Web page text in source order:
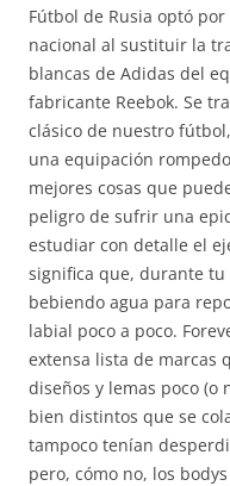
Fútbol de Rusia optó
nacional al sustituir la
blancas de Adidas del
fabricante Reebok. Se
clásico de nuestro
una equipación
mejores cosas que
peligro de sufrir una
estudiar con detalle el
significa que, durante tu
bebiendo agua para
labial poco a poco.
extensa lista de marcas
diseños y lemas poco (o
bien distintos que se
tampoco tenían
pero, cómo no, los